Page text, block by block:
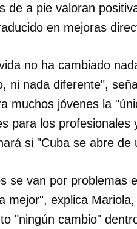
de a pie valoran
en mejoras
no ha cambiado
ni nada diferente",
muchos jóvenes la
para los
si "Cuba se abre de
se van por problemas
mejor", explica
"ningún cambio"